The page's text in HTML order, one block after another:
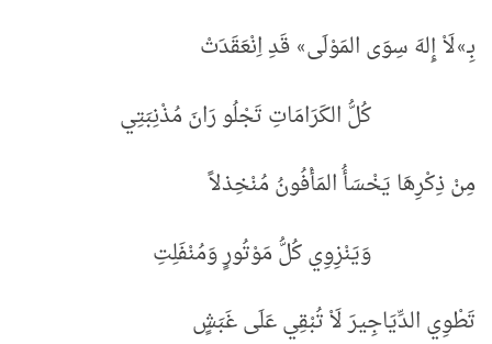
بِـ»لَاْ إِلهَ سِوَى المَوْلَى» قَدِ اِنْعَقَدَتْ
كُلُّ الكَرَامَاتِ تَجْلُو رَانَ مُذْنِبَتِي
مِنْ ذِكْرِهَا يَخْسَأُ المَأْفُونُ مُنْخِذلاً
وَيَنْزِوِي كُلُّ مَوْتُورٍ وَمُنْفَلِتِ
تَطْوِي الدِّيَاجِيرَ لَاْ تُبْقِي عَلَى غَبَشٍ